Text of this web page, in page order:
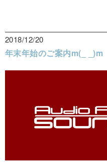
2018/12/20
年末年始のご案内m(_ _)m